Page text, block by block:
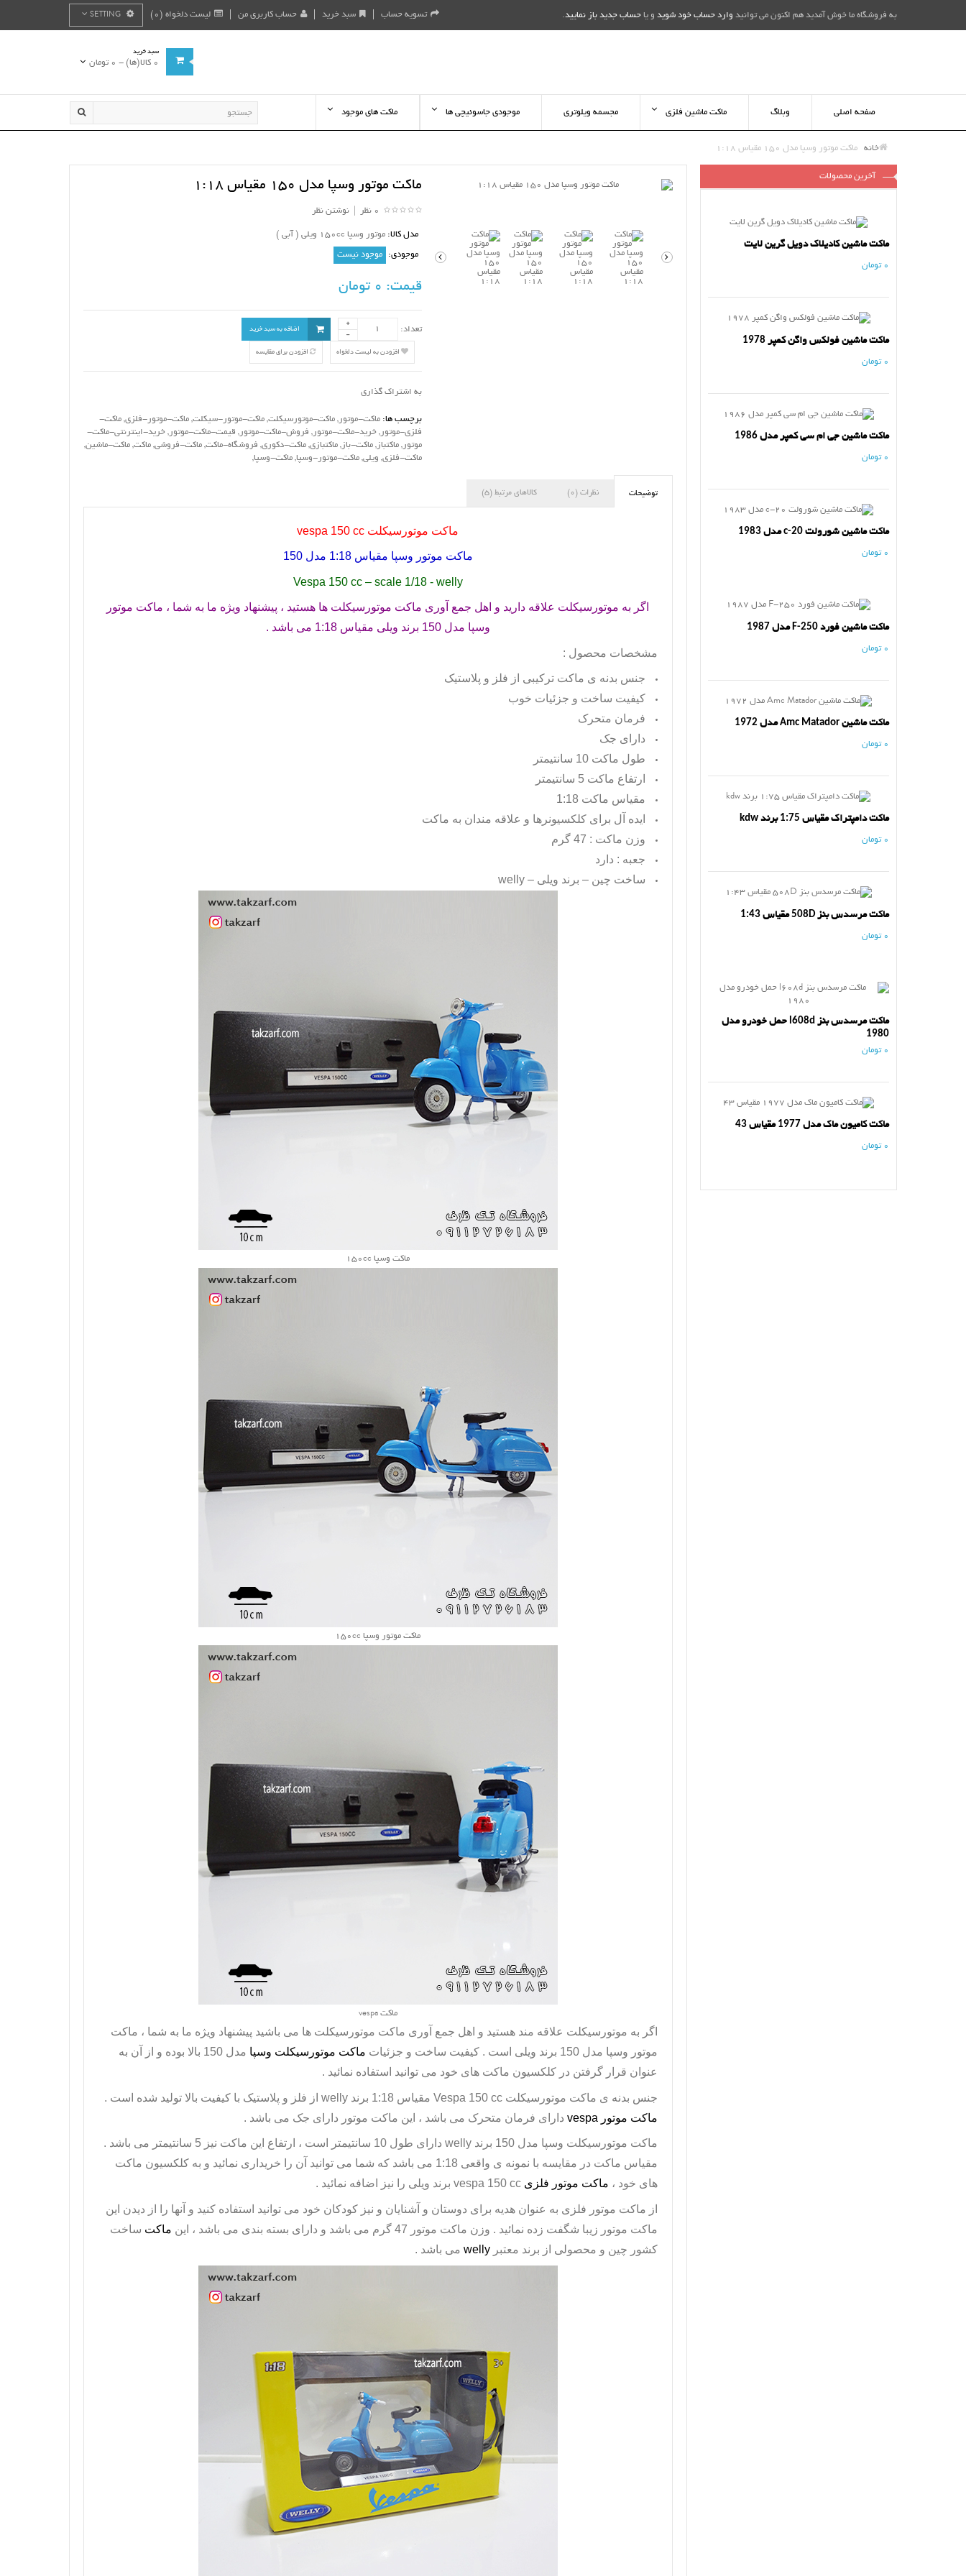
به فروشگاه ما خوش آمدید هم اکنون می توانید وارد حساب خود شوید و یا حساب جدید باز نمایید. لیست دلخواه (0) حساب کاربری من سبد خرید تسویه حساب SETTING
سبد خرید
0 کالا(ها) - 0 تومان
صفحه اصلی وبلاگ ماکت ماشین فلزی مجسمه ویلوتری موجودی جاسوئیچی ها ماکت های موجود
خانه ماکت موتور وسپا مدل 150 مقیاس 1:18
آخرین محصولات
ماکت ماشین کادیلاک دویل گرین لایت
0 تومان
ماکت ماشین فولکس واگن کمپر 1978
0 تومان
ماکت ماشین جی ام سی کمپر مدل 1986
0 تومان
ماکت ماشین شورولت c-20 مدل 1983
0 تومان
ماکت ماشین فورد F-250 مدل 1987
0 تومان
ماکت ماشین Amc Matador مدل 1972
0 تومان
ماکت دامپتراک مقیاس 1:75 برند kdw
0 تومان
ماکت مرسدس بنز 508D مقیاس 1:43
0 تومان
ماکت مرسدس بنز l608d حمل خودرو مدل
1980
0 تومان
ماکت کامیون ماک مدل 1977 مقیاس 43
0 تومان
ماکت موتور وسپا مدل 150 مقیاس 1:18
0 نظر |نوشتن نظر
مدل کالا: موتور وسپا 150cc ویلی ( آبی )
موجودی: موجود نیست
قیمت:
تعداد: اضافه به سبد خرید
افزودن به لیست دلخواه افزودن برای مقایسه
به اشتراک گذاری
برچسب ها: ماکت-موتور,ماکت-موتورسیکلت,ماکت-موتور-سیکلت,ماکت-موتور-فلزی,ماکت-
فلزی-موتور,خرید-ماکت-موتور, فروش-ماکت-موتور, قیمت-ماکت-موتور,خرید-اینترنتی-ماکت-
موتور,ماکتباز,ماکت-باز,ماکتبازی,ماکت-دکوری, فروشگاه-ماکت,ماکت-فروشی,ماکت,ماکت-ماشین,
ماکت-فلزی, ویلی,ماکت-موتور-وسپا,ماکت-وسپا,
توضیحات نظرات (0) کالاهای مرتبط (5)
ماکت موتورسیکلت vespa 150 cc
ماکت موتور وسپا مقیاس 1:18 مدل 150
Vespa 150 cc – scale 1/18 - welly
اگر به موتورسیکلت علاقه دارید و اهل جمع آوری ماکت موتورسیکلت ها هستید ، پیشنهاد ویژه ما به شما ، ماکت موتور
وسپا مدل 150 برند ویلی مقیاس 1:18 می باشد .
مشخصات محصول :
جنس بدنه ی ماکت ترکیبی از فلز و پلاستیک
کیفیت ساخت و جزئیات خوب
فرمان متحرک
دارای جک
طول ماکت 10 سانتیمتر
ارتفاع ماکت 5 سانتیمتر
مقیاس ماکت 1:18
ایده آل برای کلکسیونرها و علاقه مندان به ماکت
وزن ماکت : 47 گرم
جعبه : دارد
ساخت چین – برند ویلی –welly
ماکت وسپا 150cc
ماکت موتور وسپا 150cc
ماکت vespa
اگر به موتورسیکلت علاقه مند هستید و اهل جمع آوری ماکت موتورسیکلت ها می باشید پیشنهاد ویژه ما به شما ، ماکت
موتور وسپا مدل150 برند ویلی است . کیفیت ساخت و جزئیات ماکت موتورسیکلت وسپا
مدل 150 بالا بوده و از آن به
عنوان قرار گرفتن در کلکسیون ماکت های خود می توانید استفاده نمائید .
جنس بدنه ی ماکت موتورسیکلتVespa 150 cc مقیاس 1:18 برند welly از فلز و پلاستیک با کیفیت بالا تولید شده است .
ماکت موتور vespa دارای فرمان متحرک می باشد ، این ماکت موتور دارای جک می باشد .
ماکت موتورسیکلت وسپا مدل 150 برند welly
دارای طول 10 سانتیمتر است ، ارتفاع این ماکت نیز 5 سانتیمتر می باشد .
مقیاس ماکت در مقایسه با نمونه ی واقعی 1:18 می باشد که شما می توانید آن را خریداری نمائید و به کلکسیون ماکت
های خود ، ماکت موتور فلزی vespa 150 cc برند ویلی را نیز اضافه نمائید .
از ماکت موتور فلزی به عنوان هدیه برای دوستان و آشنایان و نیز کودکان خود می توانید استفاده کنید و آنها را از دیدن این
ماکت موتور زیبا شگفت زده نمائید . وزن ماکت موتور ماکت ساخت
کشور چین و محصولی از برند معتبرwelly می باشد .